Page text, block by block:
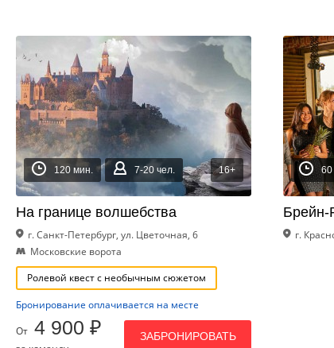
120 мин. 7-20 чел. 16+
На границе волшебства
г. Санкт-Петербург, ул. Цветочная, 6
Московские ворота
Ролевой квест с необычным сюжетом
Бронирование оплачивается на месте
От 4 900 ₽ ЗАБРОНИРОВАТЬ
Брейн-
г.